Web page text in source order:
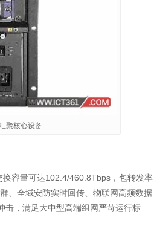
聚核心设备
容量可达102.4/460.8Tbps，包转发率
、全域安防实时回传、物联网高频数据
击，满足大中型高端组网严苛运行标